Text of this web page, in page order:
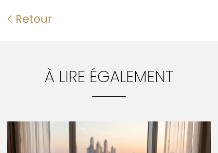
Retour
À LIRE ÉGALEMENT